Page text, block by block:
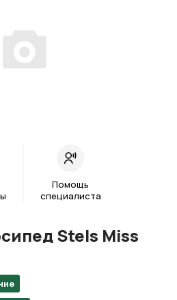
Помощь
специалиста
Stels Miss